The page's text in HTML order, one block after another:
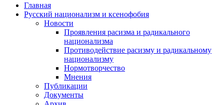
Главная
Русский национализм и ксенофобия
Новости
Проявления расизма и радикального
национализма
Противодействие расизму и радикальному
национализму
Нормотворчество
Мнения
Публикации
Документы